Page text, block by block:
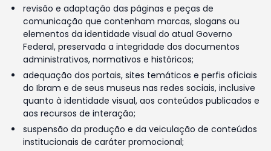
revisão e adaptação das páginas e peças de
comunicação que contenham marcas, slogans ou
elementos da identidade visual do atual Governo
Federal, preservada a integridade dos documentos
administrativos, normativos e históricos;
adequação dos portais, sites temáticos e perfis oficiais
do Ibram e de seus museus nas redes sociais, inclusive
quanto à identidade visual, aos conteúdos publicados e
aos recursos de interação;
suspensão da produção e da veiculação de conteúdos
institucionais de caráter promocional;